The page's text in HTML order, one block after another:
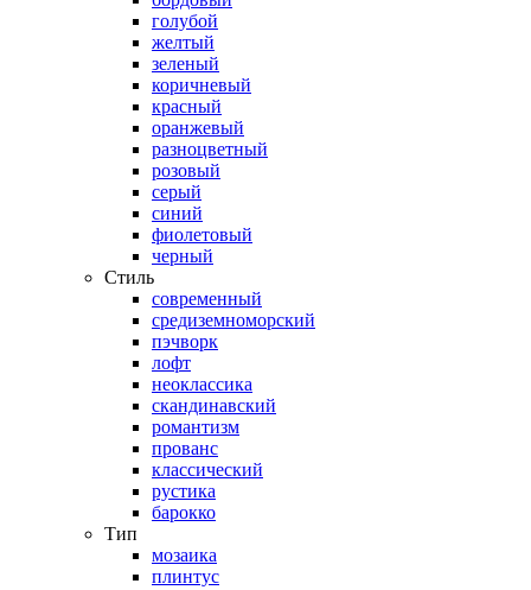
голубой
желтый
зеленый
коричневый
красный
оранжевый
разноцветный
розовый
серый
синий
фиолетовый
черный
Стиль
современный
средиземноморский
пэчворк
лофт
неоклассика
скандинавский
романтизм
прованс
классический
рустика
барокко
Тип
мозаика
плинтус